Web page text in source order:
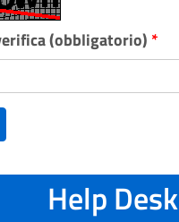
(obbligatorio) *
Help Desk